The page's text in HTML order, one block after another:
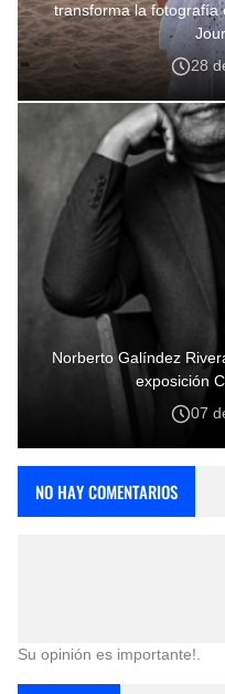
transforma la fotografía
28
Norberto Galíndez
exposición
07
NO HAY COMENTARIOS
Su opinión es importante!.